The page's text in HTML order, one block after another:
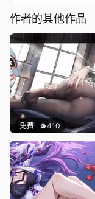
作者的其他作品
免费 410